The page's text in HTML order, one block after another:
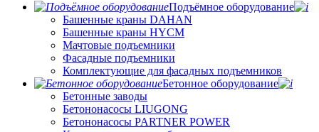
Подъёмное оборудование
Башенные краны DAHAN
Башенные краны HYCM
Мачтовые подъемники
Фасадные подъемники
Комплектующие для фасадных подъемников
Бетонное оборудование
Бетонные заводы
Бетононасосы LIUGONG
Бетононасосы PARTNER POWER